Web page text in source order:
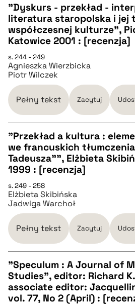
CZYSTY TEKST
pobierz cytat
BIBTEX
pobierz cytat
"Dyskurs - przekład -
literatura staropolska i jej
współczesnej kulturze",
Katowice 2001 : [recenzja]
s. 244 - 249
Agnieszka Wierzbicka
Piotr Wilczek
Pełny tekst Zacytuj
CZYSTY TEKST
pobierz cytat
BIBTEX
pobierz cytat
"Przekład a kultura :
we francuskich
Tadeusza”", Elżbieta
1999 : [recenzja]
s. 249 - 258
Elżbieta Skibińska
Jadwiga Warchoł
Pełny tekst Zacytuj
CZYSTY TEKST
"Speculum : A Journal of
Studies", editor: Richard
associate editor:
vol. 77, No 2 (April) :